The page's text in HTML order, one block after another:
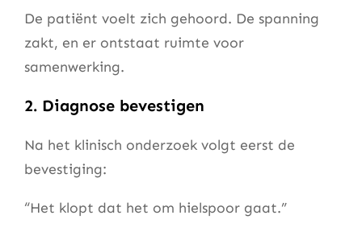
De patiënt voelt zich gehoord. De spanning
zakt, en er ontstaat ruimte voor
samenwerking.
2. Diagnose bevestigen
Na het klinisch onderzoek volgt eerst de
bevestiging:
“Het klopt dat het om hielspoor gaat.”